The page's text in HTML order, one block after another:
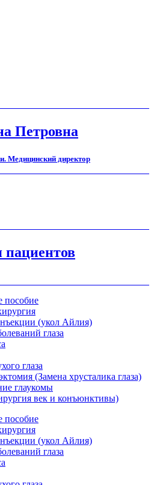
Петровна
Медицинский директор
пособие
(укол Айлия)
глаза
глаза
(Замена хрусталика глаза)
глаукомы
век и конъюнктивы)
пособие
(укол Айлия)
глаза